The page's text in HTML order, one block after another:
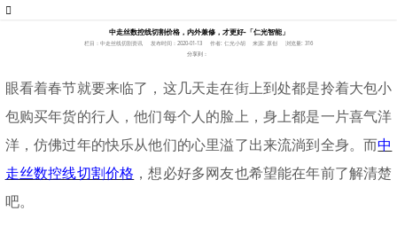
中走丝数控线切割价格，内外兼修，才更好-「仁光智能」
栏目：中走丝线切割资讯 发布时间：2020-01-13 作者: 仁光小胡 来源: 原创
浏览量: 316
分享到：
眼看着春节就要来临了，这几天走在街上到处都是拎着大包小
包购买年货的行人，他们每个人的脸上，身上都是一片喜气洋
洋，仿佛过年的快乐从他们的心里溢了出来流淌到全身。而中
走丝数控线切割价格 ，想必好多网友也希望能在年前了解清楚
吧。